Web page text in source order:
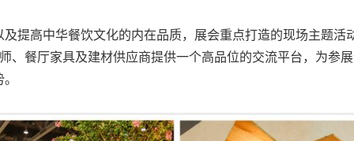
提高中华餐饮文化的内在品质，展会重点打造的现场主题活
、餐厅家具及建材供应商提供一个高品位的交流平台，为参